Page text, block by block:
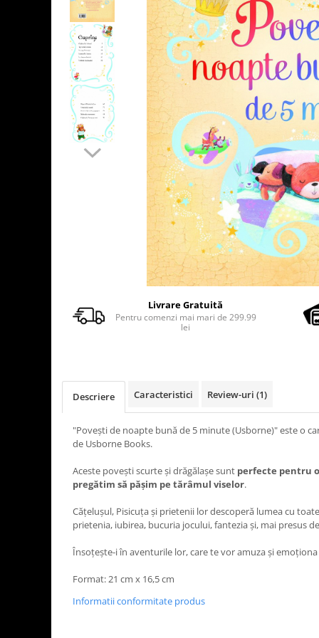
Livrare Gratuită
Pentru comenzi mai mari de 299.99
lei
Descriere Caracteristici Review-uri (1)
"Povești de noapte bună de 5 minute (Usborne)" este o
de Usborne Books.
Aceste poveşti scurte şi drăgălaşe sunt perfecte pentru
pregătim să păşim pe tărâmul viselor.
Căţeluşul, Pisicuţa şi prietenii lor descoperă lumea cu
prietenia, iubirea, bucuria jocului, fantezia şi, mai presus
Însoţeşte-i în aventurile lor, care te vor amuza şi
Format: 21 cm x 16,5 cm
Informatii conformitate produs